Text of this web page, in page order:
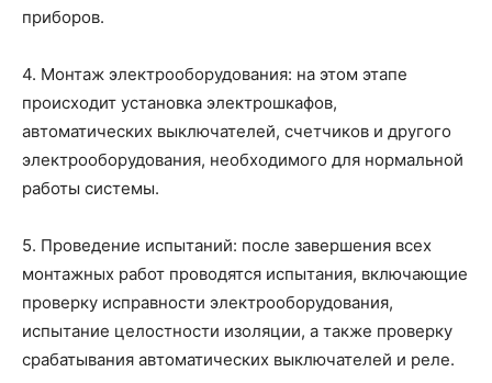
приборов.
4. Монтаж электрооборудования: на этом этапе
происходит установка электрошкафов,
автоматических выключателей, счетчиков и другого
электрооборудования, необходимого для нормальной
работы системы.
5. Проведение испытаний: после завершения всех
монтажных работ проводятся испытания, включающие
проверку исправности электрооборудования,
испытание целостности изоляции, а также проверку
срабатывания автоматических выключателей и реле.